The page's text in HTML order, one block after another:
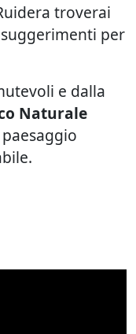
troverai
per
e dalla
Naturale